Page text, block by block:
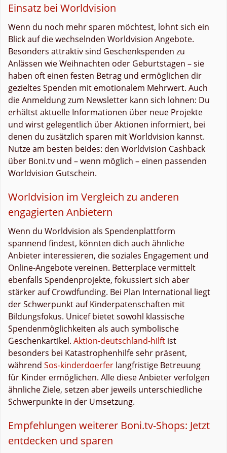
Einsatz bei Worldvision
Wenn du noch mehr sparen möchtest, lohnt sich ein
Blick auf die wechselnden Worldvision Angebote.
Besonders attraktiv sind Geschenkspenden zu
Anlässen wie Weihnachten oder Geburtstagen – sie
haben oft einen festen Betrag und ermöglichen dir
gezieltes Spenden mit emotionalem Mehrwert. Auch
die Anmeldung zum Newsletter kann sich lohnen: Du
erhältst aktuelle Informationen über neue Projekte
und wirst gelegentlich über Aktionen informiert, bei
denen du zusätzlich sparen mit Worldvision kannst.
Nutze am besten beides: den Worldvision Cashback
über Boni.tv und – wenn möglich – einen passenden
Worldvision Gutschein.
Worldvision im Vergleich zu anderen
engagierten Anbietern
Wenn du Worldvision als Spendenplattform
spannend findest, könnten dich auch ähnliche
Anbieter interessieren, die soziales Engagement und
Online-Angebote vereinen. Betterplace vermittelt
ebenfalls Spendenprojekte, fokussiert sich aber
stärker auf Crowdfunding. Bei Plan International liegt
der Schwerpunkt auf Kinderpatenschaften mit
Bildungsfokus. Unicef bietet sowohl klassische
Spendenmöglichkeiten als auch symbolische
Geschenkartikel. Aktion-deutschland-hilft ist
besonders bei Katastrophenhilfe sehr präsent,
während Sos-kinderdoerfer langfristige Betreuung
für Kinder ermöglichen. Alle diese Anbieter verfolgen
ähnliche Ziele, setzen aber jeweils unterschiedliche
Schwerpunkte in der Umsetzung.
Empfehlungen weiterer Boni.tv-Shops: Jetzt
entdecken und sparen